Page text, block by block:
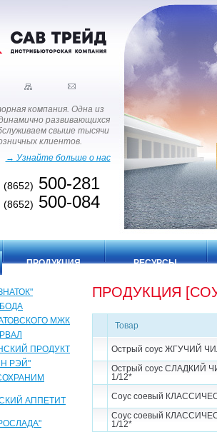
компания. Одна из
развивающихся
свыше тысячи
клиентов.
→ Узнайте больше о нас
(8652) 500-281
(8652) 500-084
ПРОДУКЦИЯ РЕСУРСЫ
МЖК
ПРОДУКТ
РЭЙ"
АППЕТИТ
ПРОДУКЦИЯ
Товар
Острый соус ЖГУЧИЙ
Острый соус СЛАДКИЙ
1/12*
Соус соевый
Соус соевый
1/12*